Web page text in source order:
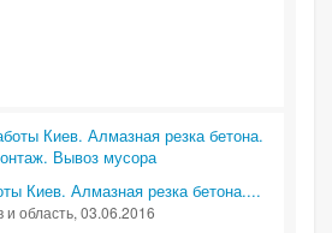
Киев. Алмазная резка бетона....
и область, 03.06.2016